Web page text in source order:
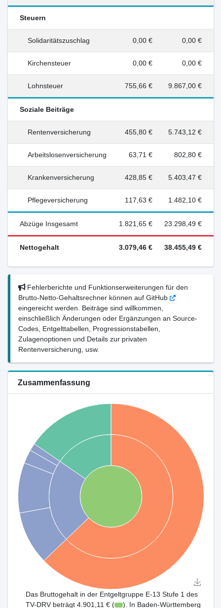
Steuern
Solidaritätszuschlag 0,00 € 0,00 €
Kirchensteuer 0,00 € 0,00 €
Lohnsteuer 755,66 € 9.867,00 €
Soziale Beiträge
Rentenversicherung 455,80 € 5.743,12 €
Arbeitslosenversicherung 63,71 € 802,80 €
Krankenversicherung 428,85 € 5.403,47 €
Pflegeversicherung 117,63 € 1.482,10 €
Abzüge Insgesamt 1.821,65 € 23.298,49 €
Nettogehalt 3.079,46 € 38.455,49 €
Fehlerberichte und Funktionserweiterungen für den
Brutto-Netto-Gehaltsrechner können auf GitHub
eingereicht werden. Beiträge sind willkommen,
einschließlich Änderungen oder Ergänzungen an Source-
Codes, Entgelttabellen, Progressionstabellen,
Zulagenoptionen und Details zur privaten
Rentenversicherung, usw.
Zusammenfassung
Das Bruttogehalt in der Entgeltgruppe E-13 Stufe 1 des
TV-DRV beträgt 4.901,11 € (
). In Baden-Württemberg